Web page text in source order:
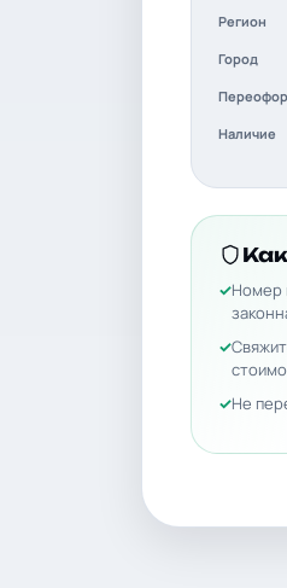
Регион
Город
Наличие
Номер
Не